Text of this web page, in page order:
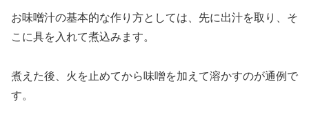
お味噌汁の基本的な作り方としては、先に出汁を取り、そ
こに具を入れて煮込みます。
煮えた後、火を止めてから味噌を加えて溶かすのが通例で
す。